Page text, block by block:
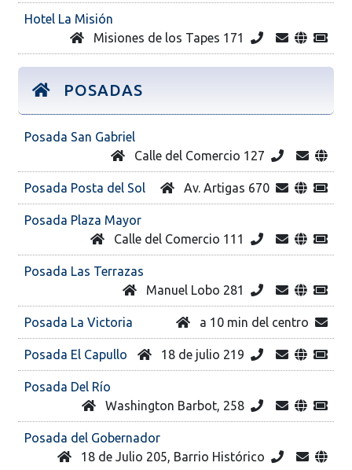
Hotel La Misión
Misiones de los Tapes 171
POSADAS
Posada San Gabriel
Calle del Comercio 127
Posada Posta del Sol Av. Artigas 670
Posada Plaza Mayor
Calle del Comercio 111
Posada Las Terrazas
Manuel Lobo 281
Posada La Victoria a 10 min del centro
Posada El Capullo 18 de julio 219
Posada Del Río
Washington Barbot, 258
Posada del Gobernador
18 de Julio 205, Barrio Histórico